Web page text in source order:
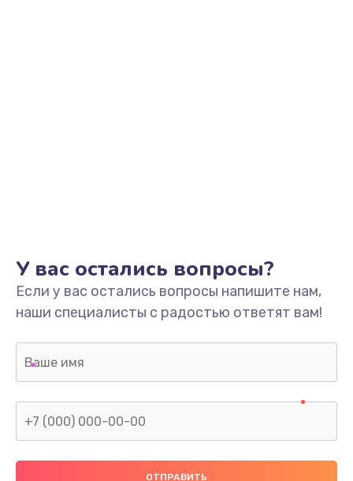
У вас остались вопросы?
Если у вас остались вопросы напишите нам,
наши специалисты с радостью ответят вам!